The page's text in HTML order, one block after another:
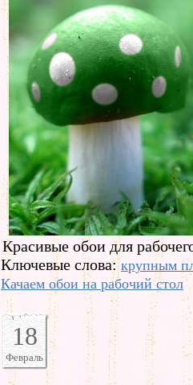
Красивые обои для
Ключевые слова:крупным
Качаем обои на рабочий стол
18
Февраль